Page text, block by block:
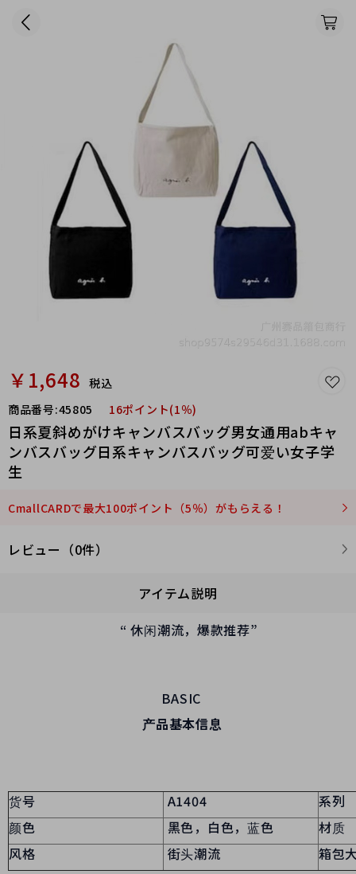
￥1,648 税込
商品番号:45805 16ポイント(1％)
日系夏斜めがけキャンバスバッグ男女通用abキャ
ンバスバッグ日系キャンバスバッグ可爱い女子学
生
CmallCARDで最大100ポイント（5％）がもらえる！
レビュー（0件）
アイテム説明
“休闲潮流，爆款推荐”
BASIC
产品基本信息
货号 A1404
系列
颜色
黑色，白色，蓝色
材质
风格
街头潮流 箱包